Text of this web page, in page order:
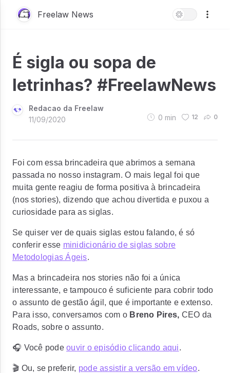
Freelaw News
É sigla ou sopa de
letrinhas? #FreelawNews
Redacao da Freelaw
11/09/2020
0 min 12 0
Foi com essa brincadeira que abrimos a semana
passada no nosso instagram. O mais legal foi que
muita gente reagiu de forma positiva à brincadeira
(nos stories), dizendo que achou divertida e puxou a
curiosidade para as siglas.
Se quiser ver de quais siglas estou falando, é só
conferir esse minidicionário de siglas sobre
Metodologias Ágeis.
Mas a brincadeira nos stories não foi a única
interessante, e tampouco é suficiente para cobrir todo
o assunto de gestão ágil, que é importante e extenso.
Para isso, conversamos com o Breno Pires, CEO da
Roads, sobre o assunto.
🎧 Você pode ouvir o episódio clicando aqui.
🎬 Ou, se preferir, pode assistir a versão em vídeo.